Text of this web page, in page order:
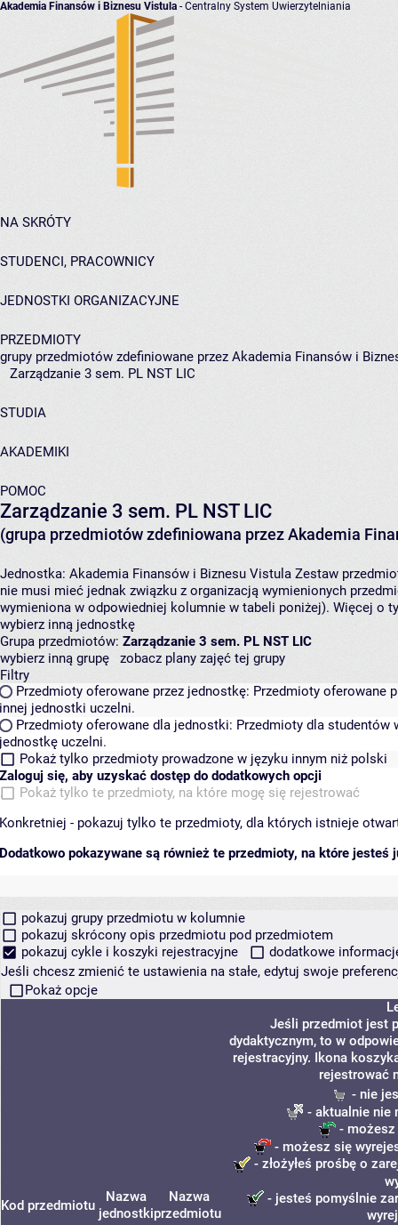
Akademia Finansów i Biznesu Vistula - Centralny System Uwierzytelniania
NA SKRÓTY
STUDENCI, PRACOWNICY
JEDNOSTKI ORGANIZACYJNE
PRZEDMIOTY
grupy przedmiotów zdefiniowane przez Akademia Finansów i
Zarządzanie 3 sem. PL NST LIC
STUDIA
AKADEMIKI
POMOC
Zarządzanie 3 sem. PL NST LIC
(grupa przedmiotów zdefiniowana przez Akademia
Jednostka: Akademia Finansów i Biznesu Vistula Zestaw
nie musi mieć jednak związku z organizacją wymienionych
wymieniona w odpowiedniej kolumnie w tabeli poniżej). Więcej o
wybierz inną jednostkę
Grupa przedmiotów: Zarządzanie 3 sem. PL NST LIC
wybierz inną grupę
zobacz plany zajęć tej grupy
Filtry
Przedmioty oferowane przez jednostkę: Przedmioty oferowane
innej jednostki uczelni.
Przedmioty oferowane dla jednostki: Przedmioty dla studentów
jednostkę uczelni.
Pokaż tylko przedmioty prowadzone w języku innym niż polski
Zaloguj się, aby uzyskać dostęp do dodatkowych opcji
Pokaż tylko te przedmioty, na które mogę się rejestrować
Konkretniej - pokazuj tylko te przedmioty, dla których istnieje
Dodatkowo pokazywane są również te przedmioty, na które jesteś
pokazuj grupy przedmiotu w kolumnie
pokazuj skrócony opis przedmiotu pod przedmiotem
pokazuj cykle i koszyki rejestracyjne
dodatkowe
Jeśli chcesz zmienić te ustawienia na stałe, edytuj swoje
Pokaż opcje
Kod przedmiotu
Nazwa
jednostki
Nazwa
przedmiotu
Jeśli przedmiot jest
dydaktycznym, to w
rejestracyjny. Ikona
rejestrować
- nie
- aktualnie nie
-
- możesz się
- złożyłeś prośbę o
- jesteś pomyślnie